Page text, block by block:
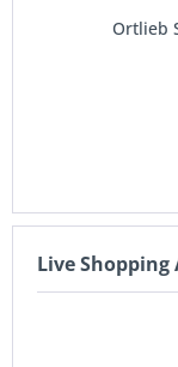
Live
Ortlieb